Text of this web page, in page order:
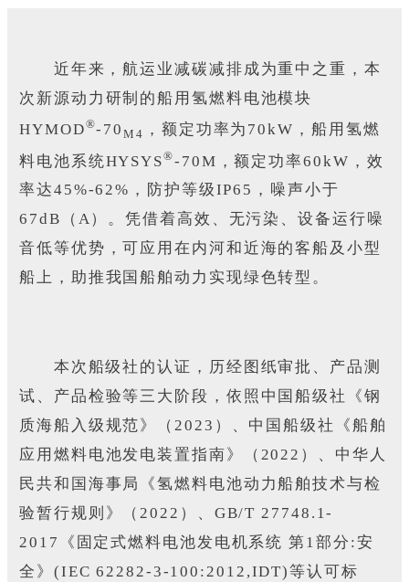
近年来，航运业减碳减排成为重中之重，本
次新源动力研制的船用氢燃料电池模块
HYMOD®-70M4 ，额定功率为70kW，船用氢燃
料电池系统HYSYS®-70M，额定功率60kW，效
率达45%-62%，防护等级IP65，噪声小于
67dB（A）。凭借着高效、无污染、设备运行噪
音低等优势，可应用在内河和近海的客船及小型
船上，助推我国船舶动力实现绿色转型。
本次船级社的认证，历经图纸审批、产品测
试、产品检验等三大阶段，依照中国船级社《钢
质海船入级规范》（2023）、中国船级社《船舶
应用燃料电池发电装置指南》（2022）、中华人
民共和国海事局《氢燃料电池动力船舶技术与检
验暂行规则》（2022）、GB/T 27748.1-
2017《固定式燃料电池发电机系统 第1部分:安
全》(IEC 62282-3-100:2012,IDT)等认可标